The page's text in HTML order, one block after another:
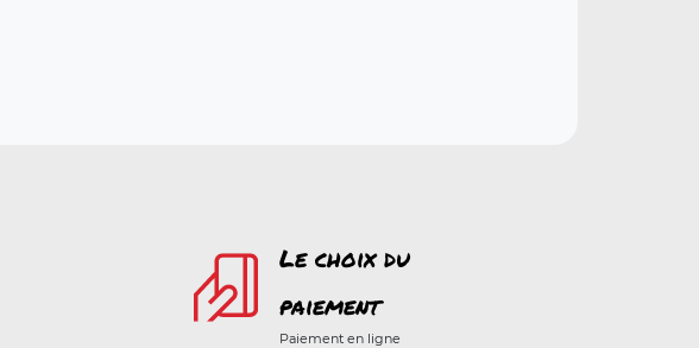
Le choix du
paiement
Paiement en ligne